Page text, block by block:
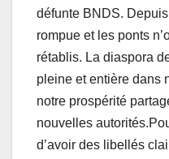
défunte BNDS.
rompue et les ponts
rétablis. La diaspora
pleine et entière dans
notre prospérité
nouvelles
d’avoir des libellés